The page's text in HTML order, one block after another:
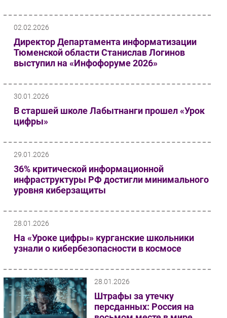
РАЗДЕЛЫ
Аналитика
Интервью
Проекты
IT класс
Тестовый стенд
02.02.2026
Директор Департамента информатизации
Тюменской области Станислав Логинов
выступил на «Инфофоруме 2026»
30.01.2026
В старшей школе Лабытнанги прошел «Урок
цифры»
29.01.2026
36% критической информационной
инфраструктуры РФ достигли минимального
уровня киберзащиты
28.01.2026
На «Уроке цифры» курганские школьники
узнали о кибербезопасности в космосе
28.01.2026
Штрафы за утечку
персданных: Россия на